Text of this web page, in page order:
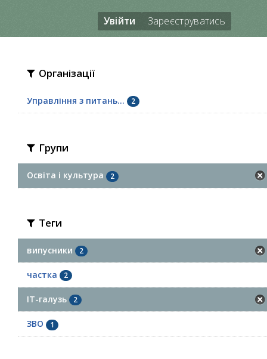
Увійти Зареєструватись
Організації
Управління з питань... 2
Групи
Освіта і культура 2
Теги
випусники 2
частка 2
ІТ-галузь 2
ЗВО 1